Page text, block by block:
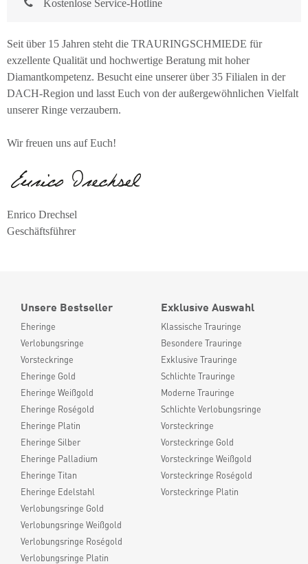
Kostenlose Service-Hotline
Seit über 15 Jahren steht die TRAURINGSCHMIEDE für
exzellente Qualität und hochwertige Beratung mit hoher
Diamantkompetenz. Besucht eine unserer über 35 Filialen in der
DACH-Region und lasst Euch von der außergewöhnlichen Vielfalt
unserer Ringe verzaubern.
Wir freuen uns auf Euch!
Enrico Drechsel
Geschäftsführer
Unsere Bestseller
Eheringe
Verlobungsringe
Vorsteckringe
Eheringe Gold
Eheringe Weißgold
Eheringe Roségold
Eheringe Platin
Eheringe Silber
Eheringe Palladium
Eheringe Titan
Eheringe Edelstahl
Verlobungsringe Gold
Verlobungsringe Weißgold
Verlobungsringe Roségold
Verlobungsringe Platin
Exklusive Auswahl
Klassische Trauringe
Besondere Trauringe
Exklusive Trauringe
Schlichte Trauringe
Moderne Trauringe
Schlichte Verlobungsringe
Vorsteckringe
Vorsteckringe Gold
Vorsteckringe Weißgold
Vorsteckringe Roségold
Vorsteckringe Platin